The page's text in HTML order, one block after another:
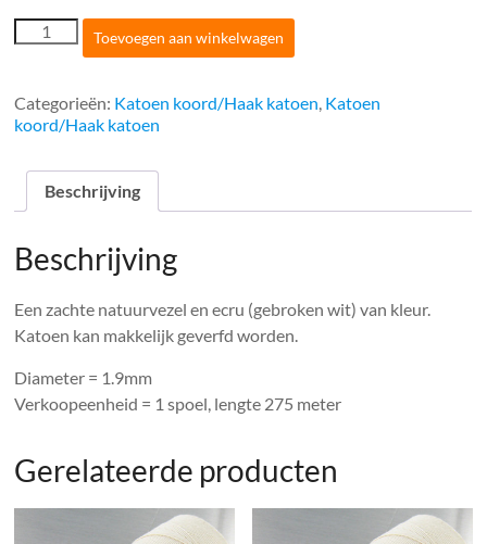
1.9MM
katoenkoord
aantal
Toevoegen aan winkelwagen
Categorieën: Katoen koord/Haak katoen, Katoen
koord/Haak katoen
Beschrijving
Beschrijving
Een zachte natuurvezel en ecru (gebroken wit) van kleur.
Katoen kan makkelijk geverfd worden.
Diameter = 1.9mm
Verkoopeenheid = 1 spoel, lengte 275 meter
Gerelateerde producten